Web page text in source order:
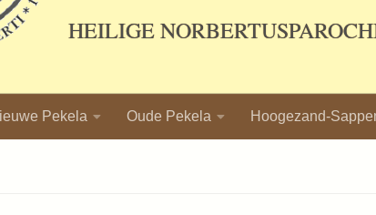
HEILIGE
Pekela Oude Pekela Hoogezand-